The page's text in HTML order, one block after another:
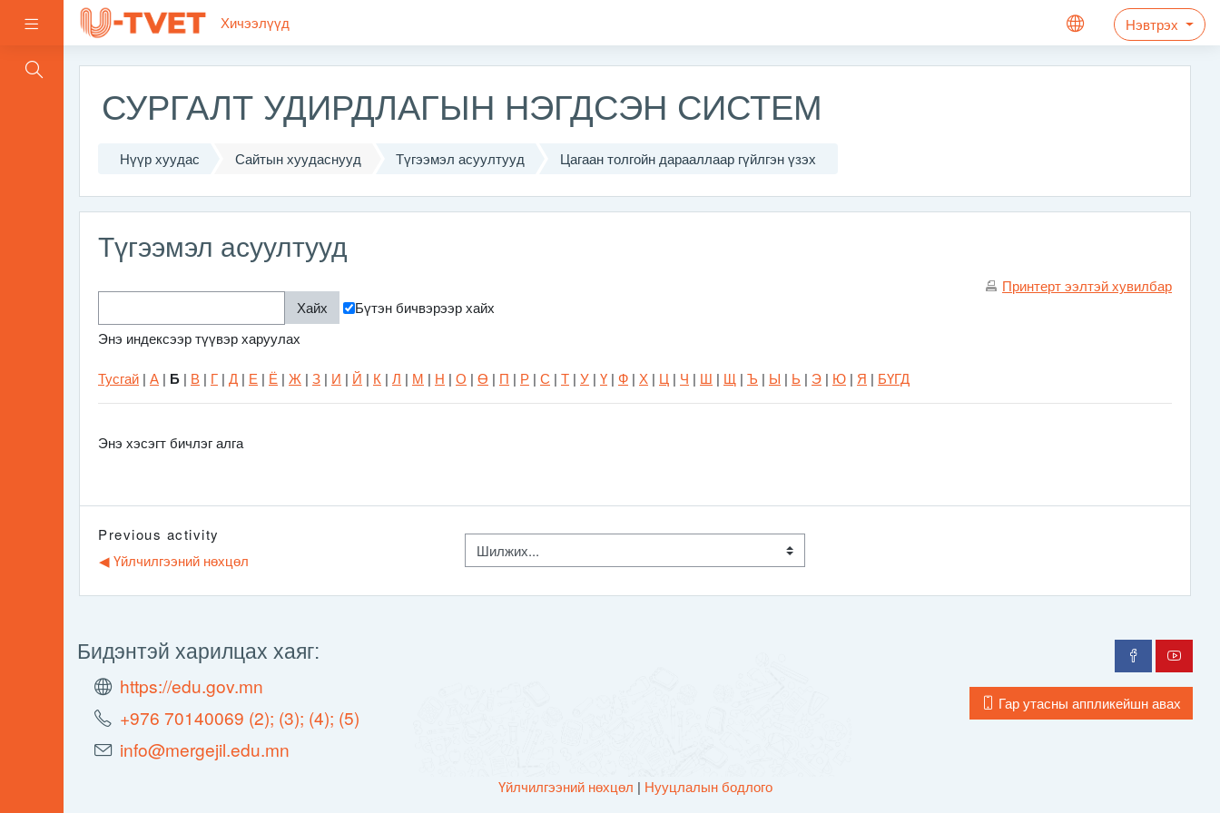
Хажуугийн самбар Хичээлүүд Нэвтрэх
Үндсэн агуулга руу шилжих
СУРГАЛТ УДИРДЛАГЫН НЭГДСЭН СИСТЕМ
Нүүр хуудас Сайтын хуудаснууд Түгээмэл асуултууд Цагаан толгойн дарааллаар гүйлгэн үзэх
Түгээмэл асуултууд
Принтерт ээлтэй хувилбар
Бүтэн бичвэрээр хайх
Энэ индексээр түүвэр харуулах
Тусгай | А | Б | В | Г | Д | Е | Ё | Ж | З | И | Й | К | Л | М | Н | О | Ө | П | Р | С | Т | У | Ү | Ф | Х | Ц | Ч | Ш | Щ | Ъ | Ы | Ь | Э | Ю | Я | БҮГД
Энэ хэсэгт бичлэг алга
Previous activity
◀︎ Үйлчилгээний нөхцөл
Шилжих...
Бидэнтэй харилцах хаяг:
https://edu.gov.mn
+976 70140069 (2); (3); (4); (5)
info@mergejil.edu.mn
Гар утасны аппликейшн авах
Үйлчилгээний нөхцөл | Нууцлалын бодлого